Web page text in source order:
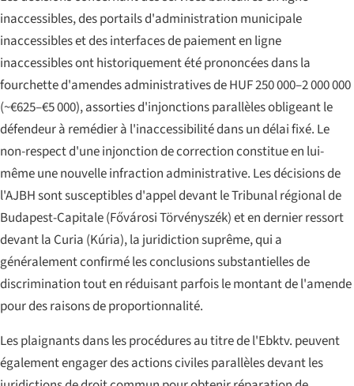
inaccessibles, des portails d'administration municipale
inaccessibles et des interfaces de paiement en ligne
inaccessibles ont historiquement été prononcées dans la
fourchette d'amendes administratives de HUF 250 000–2 000 000
(~€625–€5 000), assorties d'injonctions parallèles obligeant le
défendeur à remédier à l'inaccessibilité dans un délai fixé. Le
non-respect d'une injonction de correction constitue en lui-
même une nouvelle infraction administrative. Les décisions de
l'AJBH sont susceptibles d'appel devant le Tribunal régional de
Budapest-Capitale (Fővárosi Törvényszék) et en dernier ressort
devant la Curia (Kúria), la juridiction suprême, qui a
généralement confirmé les conclusions substantielles de
discrimination tout en réduisant parfois le montant de l'amende
pour des raisons de proportionnalité.
Les plaignants dans les procédures au titre de l'Ebktv. peuvent
également engager des actions civiles parallèles devant les